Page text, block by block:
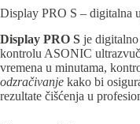
Display PRO S – digitalna
Display PRO S je
kontrolu ASONIC
vremena u minutama,
odzračivanje kako bi
rezultate čišćenja u